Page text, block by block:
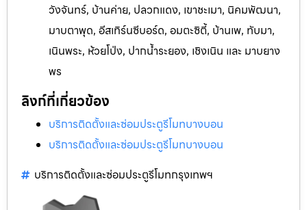
วังจันทร์, บ้านค่าย, ปลวกแดง, เขาชะเมา, นิคมพัฒนา,
มาบตาพุด, อีสเทิร์นซีบอร์ด, อมตะซิตี้, บ้านเพ, ทับมา,
เนินพระ, ห้วยโป่ง, ปากน้ำระยอง, เชิงเนิน และ มาบยาง
พร
ลิงก์ที่เกี่ยวข้อง
บริการติดตั้งและซ่อมประตูรีโมทบางบอน
บริการติดตั้งและซ่อมประตูรีโมทบางบอน
บริการติดตั้งและซ่อมประตูรีโมทกรุงเทพฯ